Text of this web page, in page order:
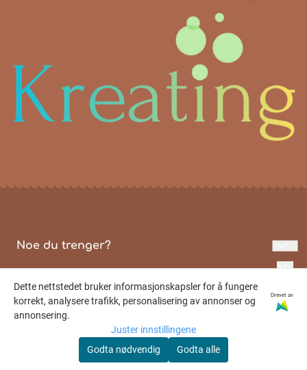
Noe du trenger?
Personvern
Logg på
Om oss
Dette nettstedet bruker informasjonskapsler for å fungere
korrekt, analysere trafikk, personalisering av annonser og
annonsering.
Drevet av
Juster innstillingene
Godta nødvendig
Godta alle